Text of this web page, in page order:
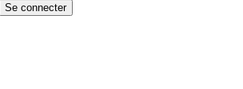
Se connecter